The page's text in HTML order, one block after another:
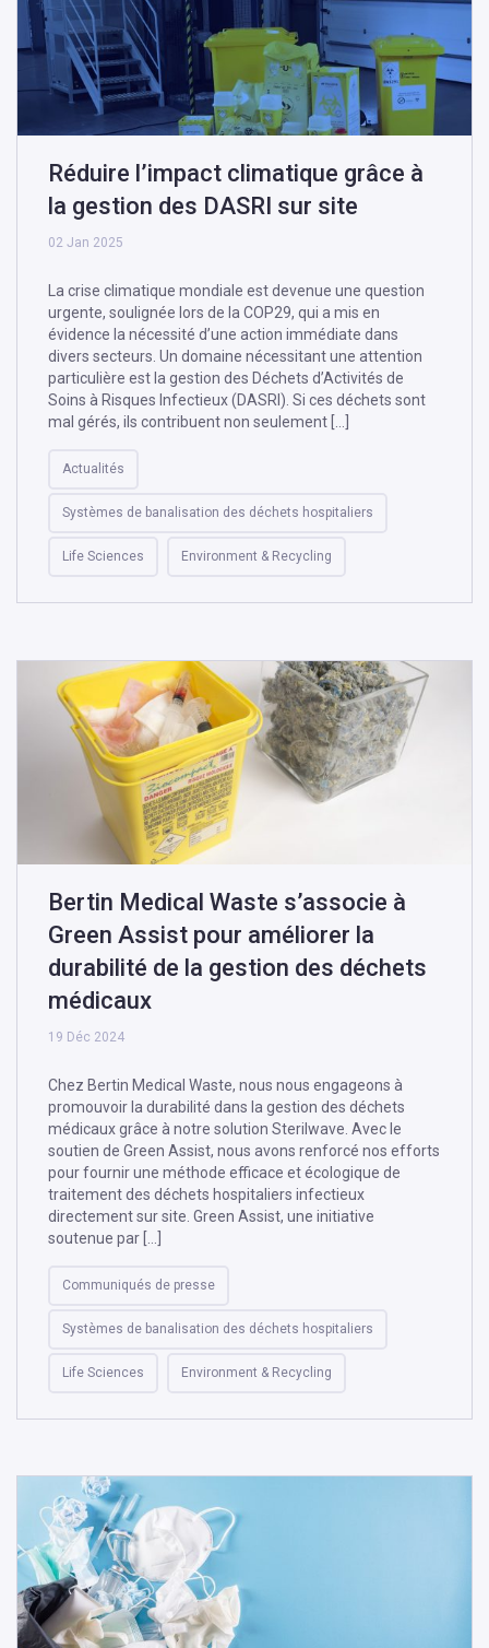
Réduire l’impact climatique grâce à
la gestion des DASRI sur site
02 Jan 2025
La crise climatique mondiale est devenue une question
urgente, soulignée lors de la COP29, qui a mis en
évidence la nécessité d’une action immédiate dans
divers secteurs. Un domaine nécessitant une attention
particulière est la gestion des Déchets d’Activités de
Soins à Risques Infectieux (DASRI). Si ces déchets sont
mal gérés, ils contribuent non seulement […]
Actualités
Systèmes de banalisation des déchets hospitaliers
Life Sciences Environment & Recycling
Bertin Medical Waste s’associe à
Green Assist pour améliorer la
durabilité de la gestion des déchets
médicaux
19 Déc 2024
Chez Bertin Medical Waste, nous nous engageons à
promouvoir la durabilité dans la gestion des déchets
médicaux grâce à notre solution Sterilwave. Avec le
soutien de Green Assist, nous avons renforcé nos efforts
pour fournir une méthode efficace et écologique de
traitement des déchets hospitaliers infectieux
directement sur site. Green Assist, une initiative
soutenue par […]
Communiqués de presse
Systèmes de banalisation des déchets hospitaliers
Life Sciences Environment & Recycling